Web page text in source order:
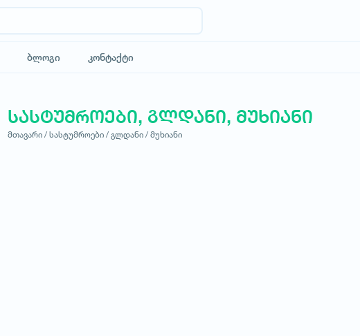
ბლოგი კონტაქტი
სასტუმროები, გლდანი, მუხიანი
მთავარი / სასტუმროები / გლდანი / მუხიანი